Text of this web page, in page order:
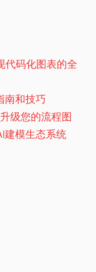
代码化图表的全
南和技巧
级您的流程图
建模生态系统